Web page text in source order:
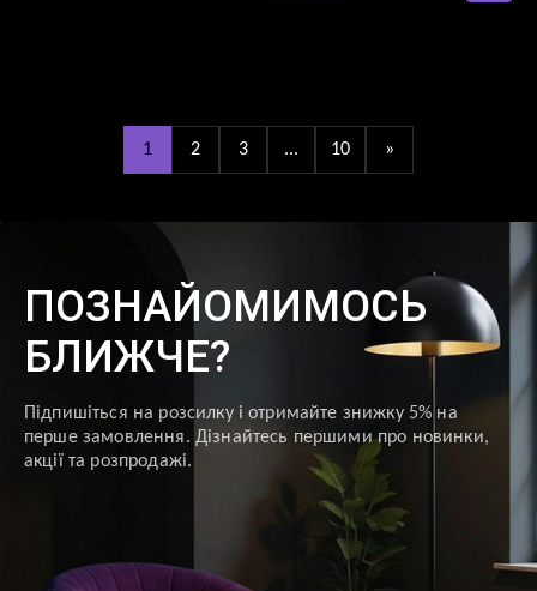
1 2 3 ... 10 »
ПОЗНАЙОМИМОСЬ
БЛИЖЧЕ?
Підпишіться на розсилку і отримайте знижку 5% на
перше замовлення. Дізнайтесь першими про новинки,
акції та розпродажі.